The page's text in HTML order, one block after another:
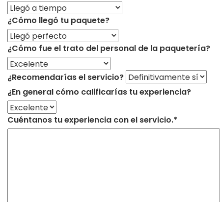
¿Cómo llegó tu paquete?
¿Cómo fue el trato del personal de la paquetería?
¿Recomendarías el servicio?
¿En general cómo calificarías tu experiencia?
Cuéntanos tu experiencia con el servicio.*